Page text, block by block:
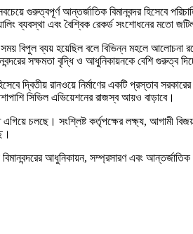
গুরুত্বপূর্ণ আন্তর্জাতিক বিমানবন্দর হিসেবে
ব্যবস্থা এবং বৈশ্বিক রেকর্ড সংশোধনের মতো
সময় বিপুল ব্যয় হয়েছিল বলে বিভিন্ন মহলে
সক্ষমতা বৃদ্ধি ও আধুনিকায়নকে বেশি গুরুত্ব
দ্বিতীয় রানওয়ে নির্মাণের একটি প্রস্তাব
সিভিল এভিয়েশনের রাজস্ব আয়ও বাড়াবে।
চলছে। সংশ্লিষ্ট কর্তৃপক্ষের লক্ষ্য, আগামী
বিমানবন্দরের আধুনিকায়ন, সম্প্রসারণ এবং